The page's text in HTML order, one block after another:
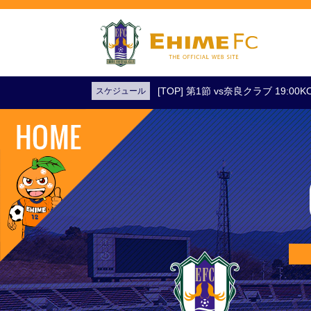
試合日程・結果 アクセス
試合を観戦 チケットを購入
スケジュール [TOP] 第1節 vs奈良クラブ